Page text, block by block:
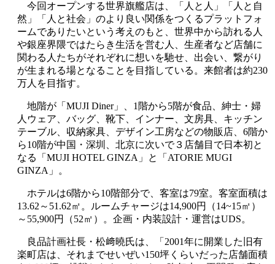
今回オープンする世界旗艦店は、「人と人」「人と自
然」「人と社会」のより良い関係をつくるプラットフォ
ームでありたいという考えのもと、世界中から訪れる人
や銀座界隈ではたらき生活を営む人、生産者など店舗に
関わる人たちがそれぞれに想いを馳せ、出会い、繋がり
が生まれる場となることを目指している。来館者は約230
万人を目指す。
地階が「MUJI Diner」、1階から5階が食品、紳士・婦
人ウェア、バッグ、靴下、インナー、文房具、キッチン
テーブル、収納家具、デザイン工房などの物販店、6階か
ら10階が中国・深圳、北京に次いで３店舗目で日本初と
なる「MUJI HOTEL GINZA」と「ATORIE MUGI
GINZA」。
ホテルは6階から10階部分で、客室は79室。客室面積は
13.62～51.62㎡。ルームチャージは14,900円（14~15㎡）
～55,900円（52㎡）。企画・内装設計・運営はUDS。
良品計画社長・松﨑曉氏は、「2001年に開業した旧有
楽町店は、それまでせいぜい150坪くらいだった店舗面積